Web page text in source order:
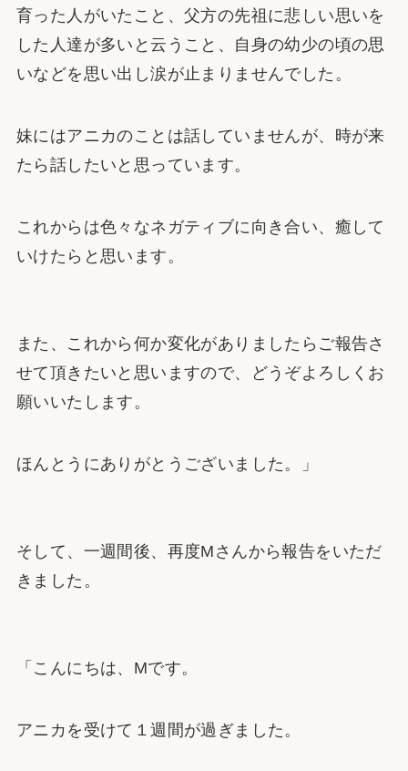
育った人がいたこと、父方の先祖に悲しい思いを
した人達が多いと云うこと、自身の幼少の頃の思
いなどを思い出し涙が止まりませんでした。
妹にはアニカのことは話していませんが、時が来
たら話したいと思っています。
これからは色々なネガティブに向き合い、癒して
いけたらと思います。
また、これから何か変化がありましたらご報告さ
せて頂きたいと思いますので、どうぞよろしくお
願いいたします。
ほんとうにありがとうございました。」
そして、一週間後、再度Mさんから報告をいただ
きました。
「こんにちは、Mです。
アニカを受けて１週間が過ぎました。